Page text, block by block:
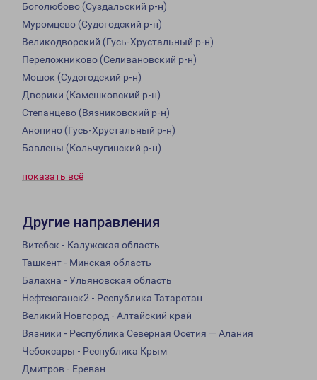
Боголюбово (Суздальский р-н)
Муромцево (Судогодский р-н)
Великодворский (Гусь-Хрустальный р-н)
Переложниково (Селивановский р-н)
Мошок (Судогодский р-н)
Дворики (Камешковский р-н)
Степанцево (Вязниковский р-н)
Анопино (Гусь-Хрустальный р-н)
Бавлены (Кольчугинский р-н)
показать всё
Другие направления
Витебск - Калужская область
Ташкент - Минская область
Балахна - Ульяновская область
Нефтеюганск2 - Республика Татарстан
Великий Новгород - Алтайский край
Вязники - Республика Северная Осетия — Алания
Чебоксары - Республика Крым
Дмитров - Ереван